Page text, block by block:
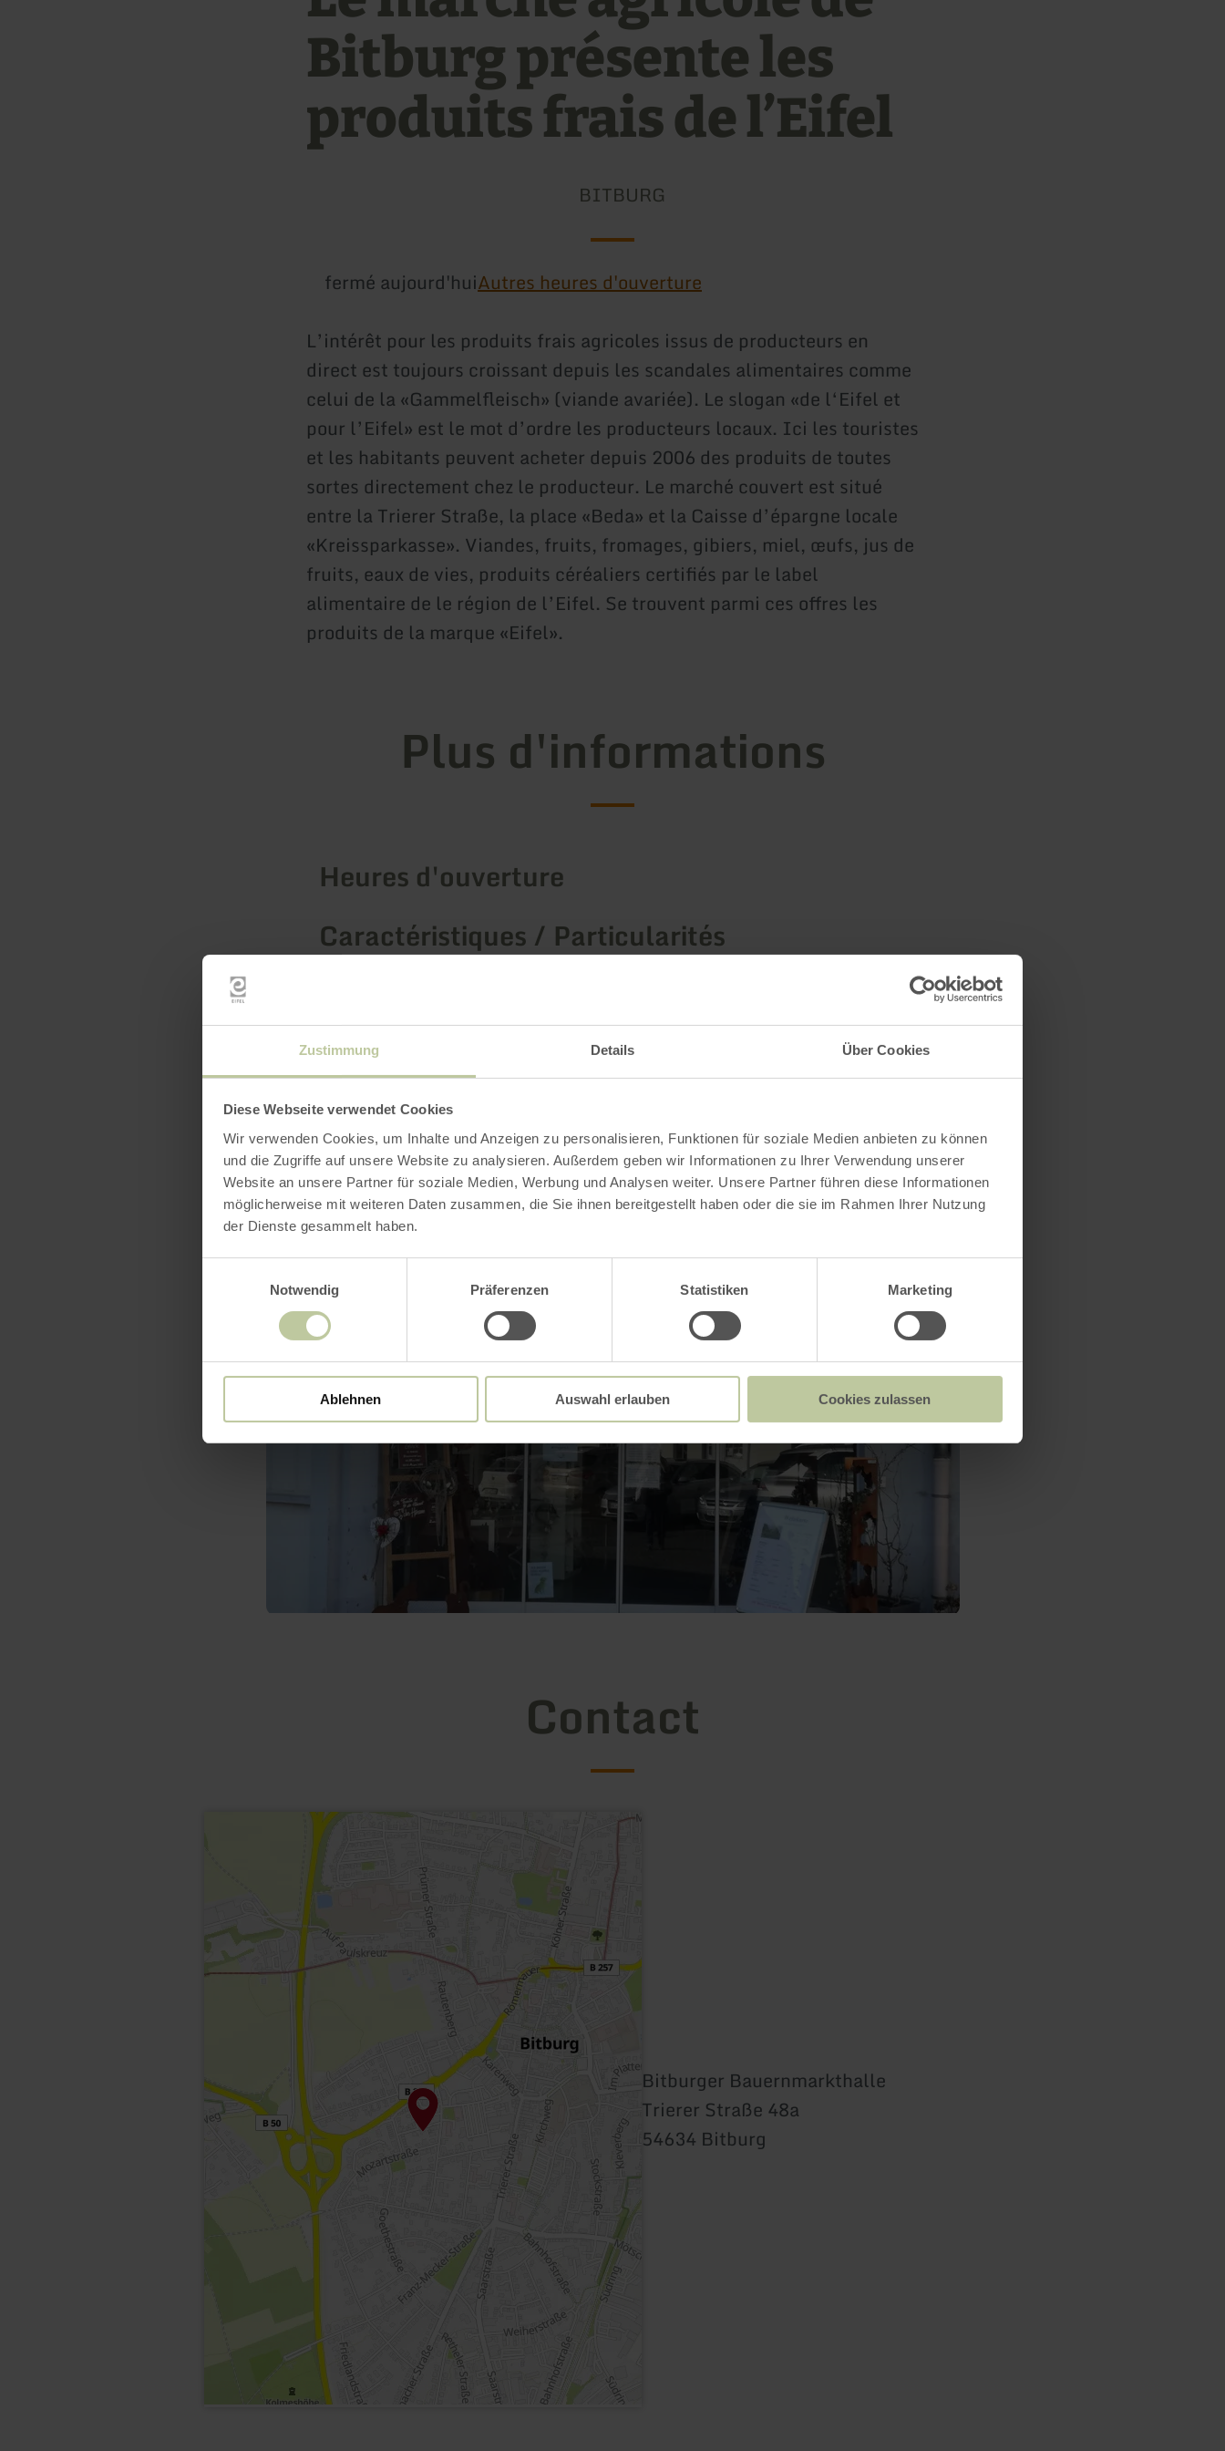
Zustimmung Details Über Cookies
Diese Webseite verwendet Cookies
Wir verwenden Cookies, um Inhalte und Anzeigen zu personalisieren, Funktionen für soziale Medien anbieten zu können
und die Zugriffe auf unsere Website zu analysieren. Außerdem geben wir Informationen zu Ihrer Verwendung unserer
Website an unsere Partner für soziale Medien, Werbung und Analysen weiter. Unsere Partner führen diese Informationen
möglicherweise mit weiteren Daten zusammen, die Sie ihnen bereitgestellt haben oder die sie im Rahmen Ihrer Nutzung
der Dienste gesammelt haben.
Notwendig
Präferenzen Statistiken Marketing
Ablehnen Auswahl erlauben Cookies zulassen
Bitburg présente les
produits frais de l’Eifel
BITBURG
fermé aujourd'huiAutres heures d'ouverture
L’intérêt pour les produits frais agricoles issus de producteurs en
direct est toujours croissant depuis les scandales alimentaires comme
celui de la «Gammelfleisch» (viande avariée). Le slogan «de l‘Eifel et
pour l’Eifel» est le mot d’ordre les producteurs locaux. Ici les touristes
et les habitants peuvent acheter depuis 2006 des produits de toutes
sortes directement chez le producteur. Le marché couvert est situé
entre la Trierer Straße, la place «Beda» et la Caisse d’épargne locale
«Kreissparkasse». Viandes, fruits, fromages, gibiers, miel, œufs, jus de
fruits, eaux de vies, produits céréaliers certifiés par le label
alimentaire de le région de l’Eifel. Se trouvent parmi ces offres les
produits de la marque «Eifel».
Plus d'informations
Heures d'ouverture
Caractéristiques / Particularités
Impressions
Contact
Bitburger Bauernmarkthalle
Trierer Straße 48a
54634 Bitburg